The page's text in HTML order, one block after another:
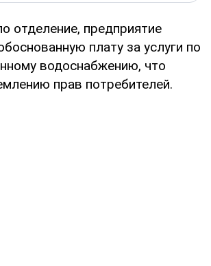
отделение, предприятие
плату за услуги по
водоснабжению, что
прав потребителей.